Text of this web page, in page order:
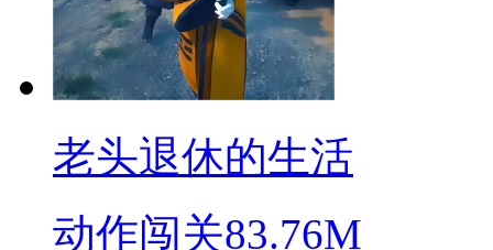
老头退休的生活
动作闯关83.76M